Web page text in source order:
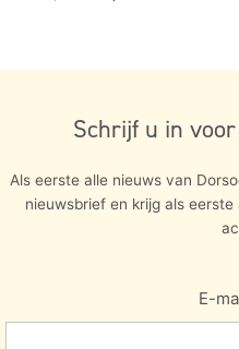
Schrijf u in
Als eerste alle nieuws van
nieuwsbrief en krijg als
E-